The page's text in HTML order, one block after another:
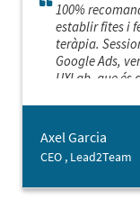
100%
establir fites i
teràpia.
Google Ads,
UXLab, que
impossible
Axel Garcia
CEO , Lead2Team